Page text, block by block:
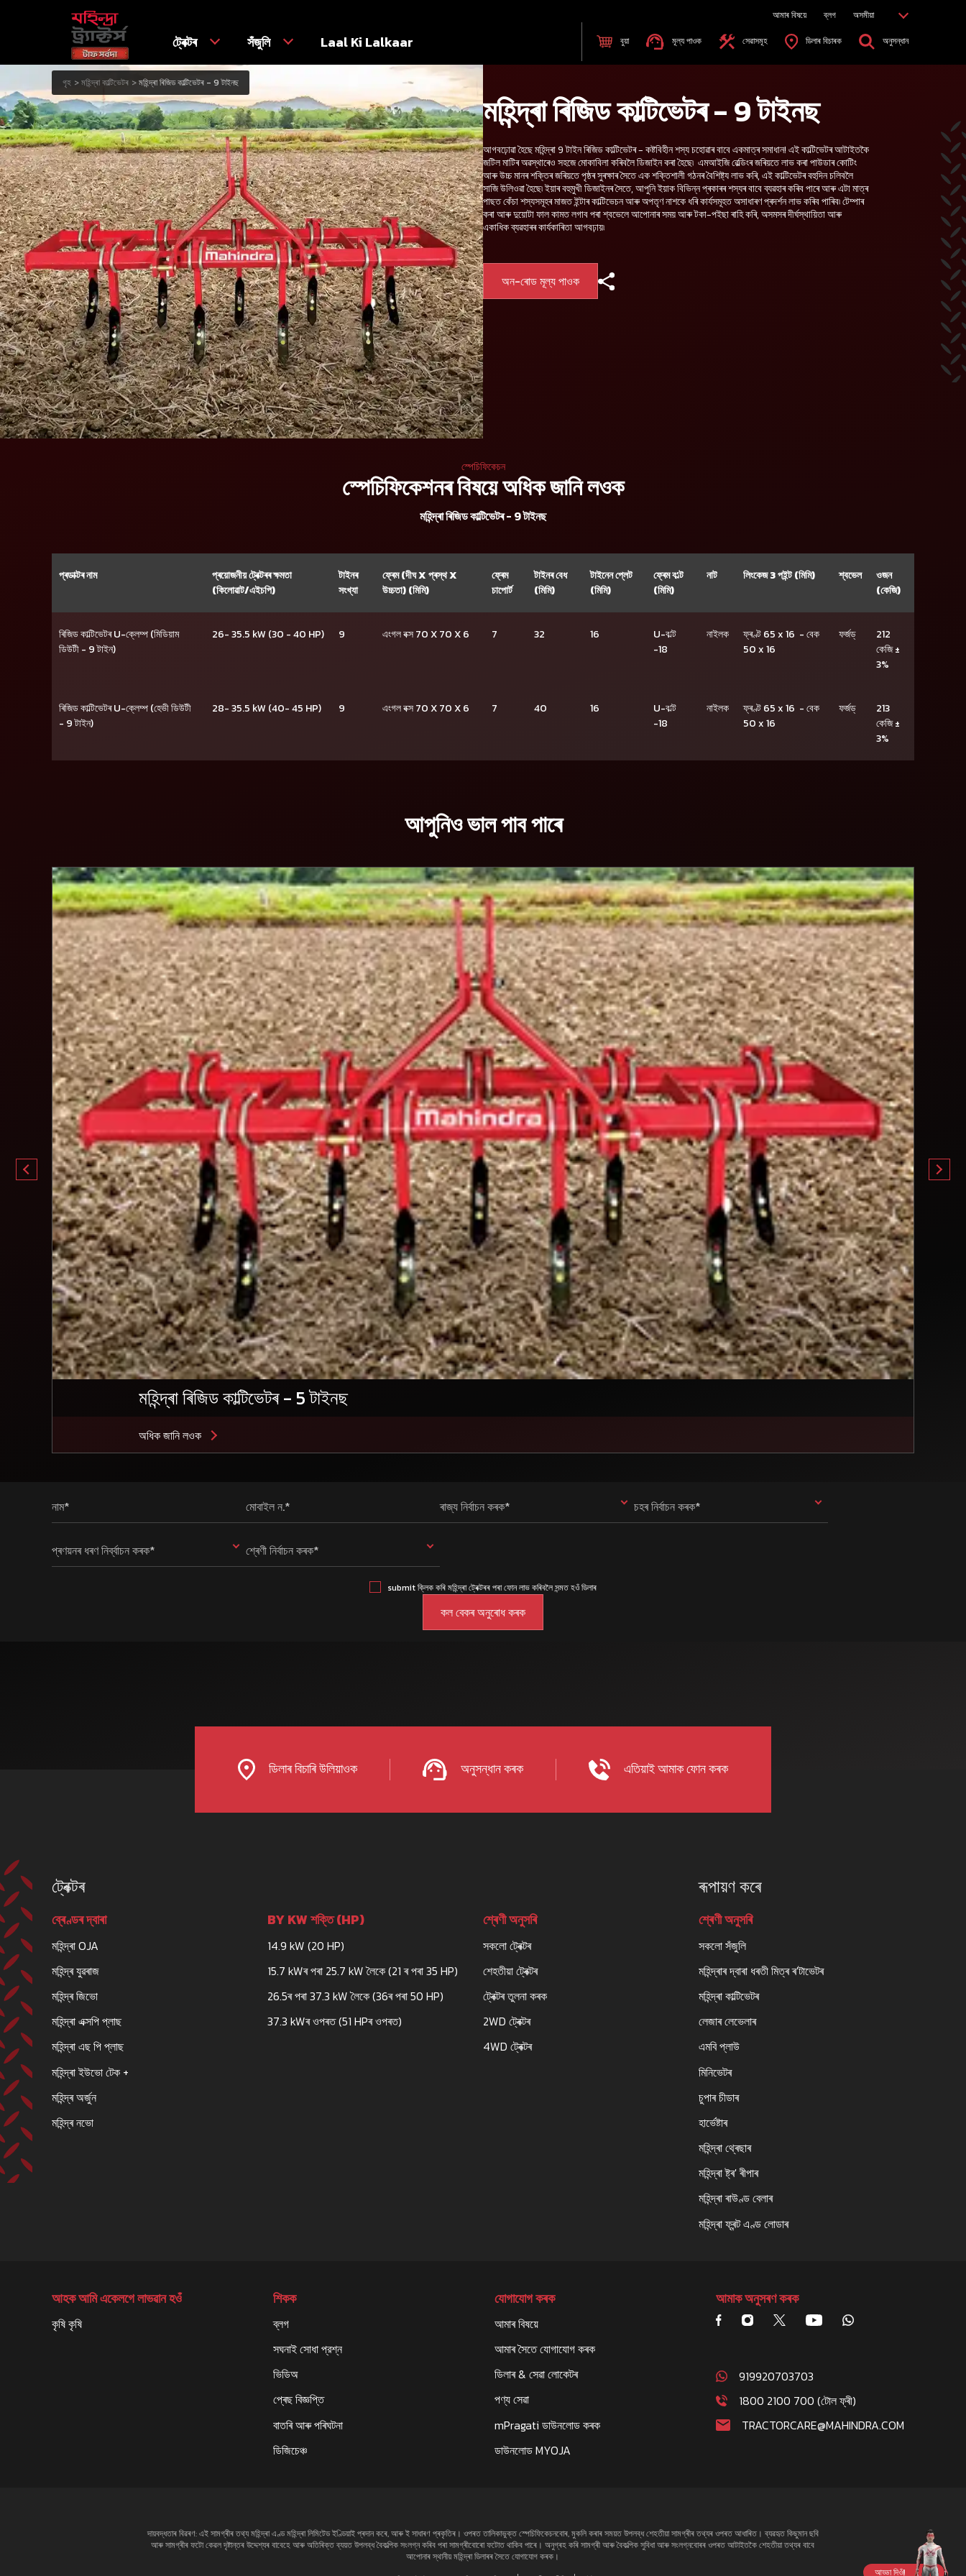
আমাৰ বিষয়ে ব্লগ অসমীয়া
ট্ৰেক্টৰ সঁজুলি Laal Ki Lalkaar বুয়া মূল্য পাওক সেৱাসমূহ ডিলাৰ বিচাৰক অনুসন্ধান
গৃহ মহিন্দ্ৰা কাল্টিভেটৰ মহিন্দ্ৰা ৰিজিড কাল্টিভেটৰ - 9 টাইনছ
মহিন্দ্ৰা ৰিজিড কাল্টিভেটৰ - 9 টাইনছ
আগবঢ়োৱা হৈছে মহিন্দ্ৰা 9 টাইন ৰিজিড কাল্টিভেটৰ - কষ্টবিহীন শস্য চহোৱাৰ বাবে একমাত্ৰ সমাধান! এই কাল্টিভেটৰ আটাইতকৈ
জটিল মাটিৰ অৱস্থাৰেও সহজে মোকাবিলা কৰিবলৈ ডিজাইন কৰা হৈছে৷ এমআইজি ৱেল্ডিংৰ জৰিয়তে লাভ কৰা পাউডাৰ কোটিং
আৰু উচ্চ মানৰ শক্তিৰ জৰিয়তে পৃষ্ঠৰ সুৰক্ষাৰ সৈতে এক শক্তিশালী গঠনৰ বৈশিষ্ট্য লাভ কৰি, এই কাল্টিভেটৰ বহুদিন চলিবলৈ
সাজি উলিওৱা হৈছে৷ ইয়াৰ বহুমুখী ডিজাইনৰ সৈতে, আপুনি ইয়াক বিভিন্ন প্ৰকাৰৰ শস্যৰ বাবে ব্যৱহাৰ কৰিব পাৰে আৰু এটা মাত্ৰ
পাছত কেঁচা শস্যসমূহৰ মাজত ইন্টাৰ কাল্টিভেচন আৰু অপতৃণ নাশকে ধৰি কাৰ্যসমূহত অসাধাৰণ প্ৰদৰ্শন লাভ কৰিব পাৰিব৷ টেম্পাৰ
কৰা আৰু দুয়োটা ফাল কামত লগাব পৰা শ্বভেলে আপোনাৰ সময় আৰু টকা-পইছা ৰাহি কৰি, অসমসৰ দীৰ্ঘস্থায়িতা আৰু
একাধিক ব্যৱহাৰৰ কাৰ্যকাৰিতা আগবঢ়ায়৷
অন-ৰোড মূল্য পাওক
স্পেচিফিকেচন
স্পেচিফিকেশনৰ বিষয়ে অধিক জানি লওক
মহিন্দ্ৰা ৰিজিড কাল্টিভেটৰ - 9 টাইনছ
প্ৰডাক্টৰ নাম
প্ৰয়োজনীয় ট্ৰেক্টৰৰ ক্ষমতা
(কিলোৱাট/এইচপি)
টাইনৰ
সংখ্যা
ফ্ৰেম (দীঘ X প্ৰস্থ X
উচ্চতা) (মিমি)
ফ্ৰেম
চাপোৰ্ট
টাইনৰ বেধ
(মিমি)
টাইনেন প্লেট
(মিমি)
ফ্ৰেম ব’ল্ট
(মিমি)
নাট লিংকেজ 3 পইন্ট (মিমি) শ্বভেল
ওজন
(কেজি)
ৰিজিড কাল্টিভেটৰ U-ক্লেম্প (মিডিয়াম
ডিউটী - 9 টাইন)
26- 35.5 kW (30 - 40 HP) 9 এংগল বক্স 70 X 70 X 6 7 32 16
U-ব’ল্ট
-18
নাইলক
ফ্ৰণ্ট 65 x 16 - বেক
50 x 16
ফৰ্জড্
212
কেজি ±
3%
ৰিজিড কাল্টিভেটৰ U-ক্লেম্প (হেভী ডিউটী
- 9 টাইন)
28- 35.5 kW (40- 45 HP) 9 এংগল বক্স 70 X 70 X 6 7 40 16
U-ব’ল্ট
-18
নাইলক
ফ্ৰণ্ট 65 x 16 - বেক
50 x 16
ফৰ্জড্
213
কেজি ±
3%
আপুনিও ভাল পাব পাৰে
মহিন্দ্ৰা ৰিজিড কাল্টিভেটৰ - 5 টাইনছ
অধিক জানি লওক
নাম* মোবাইল ন.* ৰাজ্য নিৰ্বাচন কৰক* চহৰ নিৰ্বাচন কৰক*
প্ৰণয়নৰ ধৰণ নিৰ্ব্বাচন কৰক* শ্ৰেণী নিৰ্বাচন কৰক*
submit ক্লিক কৰি মহিন্দ্ৰা ট্ৰেক্টৰৰ পৰা ফোন লাভ কৰিবলৈ সন্মত হওঁ ডিলাৰ
আড্ডা দিওঁ!
ডিলাৰ বিচাৰি উলিয়াওক অনুসন্ধান কৰক এতিয়াই আমাক ফোন কৰক
ট্ৰেক্টৰ
ব্ৰেণ্ডৰ দ্বাৰা
মহিন্দ্ৰা OJA
মহিন্দ্ৰ যুৱৰাজ
মহিন্দ্ৰ জিভো
মহিন্দ্ৰা এক্সপি প্লাছ
মহিন্দ্ৰা এছ পি প্লাছ
মহিন্দ্ৰা ইউভো টেক +
মহিন্দ্ৰ অৰ্জুন
মহিন্দ্ৰ নভো
BY KW শক্তি (HP)
14.9 kW (20 HP)
15.7 kWৰ পৰা 25.7 kW লৈকে (21 ৰ পৰা 35 HP)
26.5ৰ পৰা 37.3 kW লৈকে (36ৰ পৰা 50 HP)
37.3 kWৰ ওপৰত (51 HPৰ ওপৰত)
শ্ৰেণী অনুসৰি
সকলো ট্ৰেক্টৰ
শেহতীয়া ট্ৰেক্টৰ
ট্ৰেক্টৰ তুলনা কৰক
2WD ট্ৰেক্টৰ
4WD ট্ৰেক্টৰ
ৰূপায়ণ কৰে
শ্ৰেণী অনুসৰি
সকলো সঁজুলি
মহিন্দ্ৰাৰ দ্বাৰা ধৰতী মিত্ৰ ৰ'টাভেটৰ
মহিন্দ্ৰা কাল্টিভেটৰ
লেজাৰ লেভেলাৰ
এমবি প্লাউ
মিনিভেটৰ
চুপাৰ চীডাৰ
হাৰ্ভেষ্টাৰ
মহিন্দ্ৰা থ্ৰেছাৰ
মহিন্দ্ৰা ষ্ট্ৰ' ৰীপাৰ
মহিন্দ্ৰা ৰাউণ্ড বেলাৰ
মহিন্দ্ৰা ফ্ৰন্ট এণ্ড লোডাৰ
আহক আমি একেলগে লাভৱান হওঁ
কৃষি কৃষি
শিকক
ব্লগ
সঘনাই সোধা প্রশ্ন
ভিডিঅ
প্ৰেছ বিজ্ঞপ্তি
বাতৰি আৰু পৰিঘটনা
ডিজিচেঞ্চ
যোগাযোগ কৰক
আমাৰ বিষয়ে
আমাৰ সৈতে যোগাযোগ কৰক
ডিলাৰ & সেৱা লোকেটৰ
পণ্য সেৱা
mPragati ডাউনলোড কৰক
ডাউনলোড MYOJA
আমাক অনুসৰণ কৰক
919920703703
1800 2100 700 (টোল ফ্ৰী)
TRACTORCARE@MAHINDRA.COM
দায়বদ্ধতাৰ বিৱৰণ: এই সামগ্ৰীৰ তথ্য মহিন্দ্ৰা এণ্ড মহিন্দ্ৰা লিমিটেড ইণ্ডিয়াই প্ৰদান কৰে, আৰু ই সাধাৰণ প্ৰকৃতিৰ। ওপৰত তালিকাভুক্ত স্পেচিফিকেচনবোৰ, মুকলি কৰাৰ সময়ত উপলব্ধ শেহতীয়া সামগ্ৰীৰ তথ্যৰ ওপৰত আধাৰিত। ব্যৱহৃত কিছুমান ছবি
আৰু সামগ্ৰীৰ ফটো কেৱল দৃষ্টান্তৰ উদ্দেশ্যৰ বাবেহে আৰু অতিৰিক্ত ব্যয়ত উপলব্ধ বৈকল্পিক সংলগ্ন কৰিব পৰা সামগ্ৰীবোৰো ফটোত থাকিব পাৰে। অনুগ্ৰহ কৰি সামগ্ৰী আৰু বৈকল্পিক সুবিধা আৰু সংলগ্নবোৰৰ ওপৰত আটাইতকৈ শেহতীয়া তথ্যৰ বাবে
আপোনাৰ স্থানীয় মহিন্দ্ৰা ডিলাৰৰ সৈতে যোগাযোগ কৰক।